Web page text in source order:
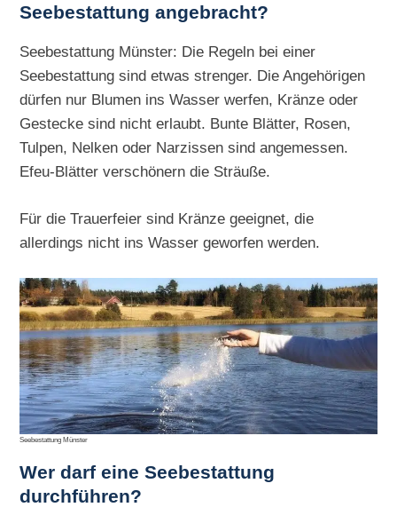
Seebestattung angebracht?
Seebestattung Münster: Die Regeln bei einer
Seebestattung sind etwas strenger. Die Angehörigen
dürfen nur Blumen ins Wasser werfen, Kränze oder
Gestecke sind nicht erlaubt. Bunte Blätter, Rosen,
Tulpen, Nelken oder Narzissen sind angemessen.
Efeu-Blätter verschönern die Sträuße.
Für die Trauerfeier sind Kränze geeignet, die
allerdings nicht ins Wasser geworfen werden.
Seebestattung Münster
Wer darf eine Seebestattung
durchführen?